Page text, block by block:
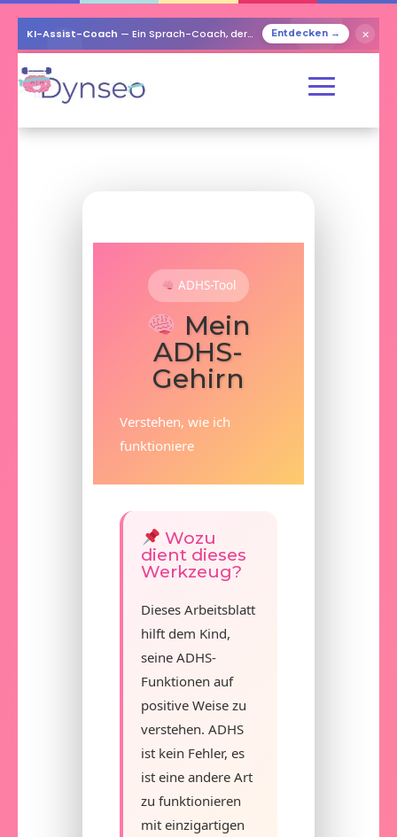
KI-Assist-Coach — Ein Sprach-Coach, der mit Ihren Lieben spielt Entdecken → ✕
ADHS-Tool
Mein
ADHS-
Gehirn
Verstehen, wie ich
funktioniere
Wozu
dient dieses
Werkzeug?
Dieses Arbeitsblatt
hilft dem Kind,
seine ADHS-
Funktionen auf
positive Weise zu
verstehen. ADHS
ist kein Fehler, es
ist eine andere Art
zu funktionieren
mit einzigartigen